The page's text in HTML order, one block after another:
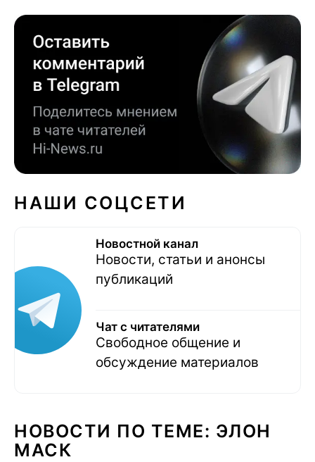
НАШИ СОЦСЕТИ
Новостной канал
Новости, статьи и анонсы
публикаций
Чат с читателями
Свободное общение и
обсуждение материалов
НОВОСТИ ПО ТЕМЕ: ЭЛОН
МАСК